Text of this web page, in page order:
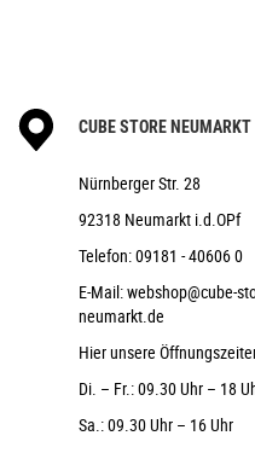
CUBE STORE NEUMARKT
Nürnberger Str. 28
92318 Neumarkt i.d.OPf
Telefon:09181 - 40606 0
E-Mail:webshop@cube-
neumarkt.de
Hier unsere
Di. – Fr.: 09.30 Uhr – 18
Sa.: 09.30 Uhr – 16 Uhr